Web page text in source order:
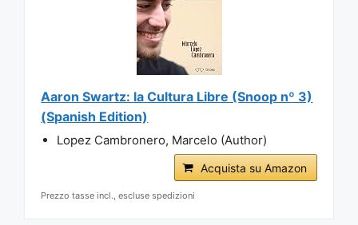
Aaron Swartz: la Cultura Libre (Snoop nº 3)
(Spanish Edition)
Lopez Cambronero, Marcelo (Author)
Acquista su Amazon
Prezzo tasse incl., escluse spedizioni